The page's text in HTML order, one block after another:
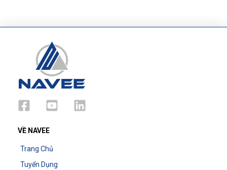
VỀ NAVEE
Trang Chủ
Tuyển Dụng